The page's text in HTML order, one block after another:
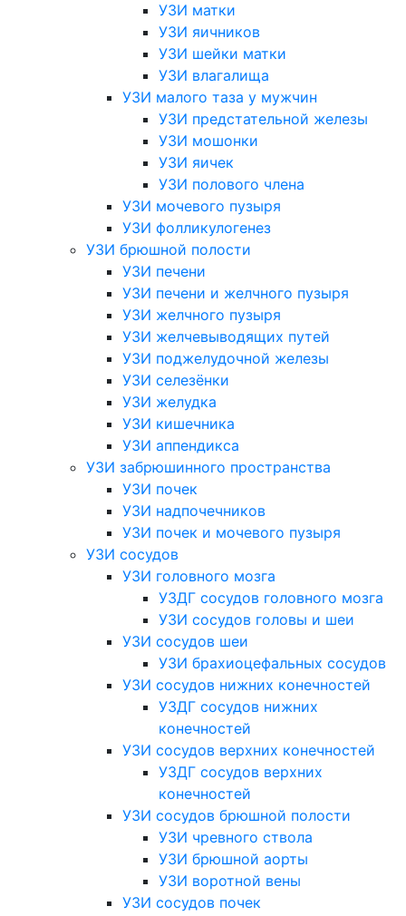
УЗИ матки
УЗИ яичников
УЗИ шейки матки
УЗИ влагалища
УЗИ малого таза у мужчин
УЗИ предстательной железы
УЗИ мошонки
УЗИ яичек
УЗИ полового члена
УЗИ мочевого пузыря
УЗИ фолликулогенез
УЗИ брюшной полости
УЗИ печени
УЗИ печени и желчного пузыря
УЗИ желчного пузыря
УЗИ желчевыводящих путей
УЗИ поджелудочной железы
УЗИ селезёнки
УЗИ желудка
УЗИ кишечника
УЗИ аппендикса
УЗИ забрюшинного пространства
УЗИ почек
УЗИ надпочечников
УЗИ почек и мочевого пузыря
УЗИ сосудов
УЗИ головного мозга
УЗДГ сосудов головного мозга
УЗИ сосудов головы и шеи
УЗИ сосудов шеи
УЗИ брахиоцефальных сосудов
УЗИ сосудов нижних конечностей
УЗДГ сосудов нижних
конечностей
УЗИ сосудов верхних конечностей
УЗДГ сосудов верхних
конечностей
УЗИ сосудов брюшной полости
УЗИ чревного ствола
УЗИ брюшной аорты
УЗИ воротной вены
УЗИ сосудов почек